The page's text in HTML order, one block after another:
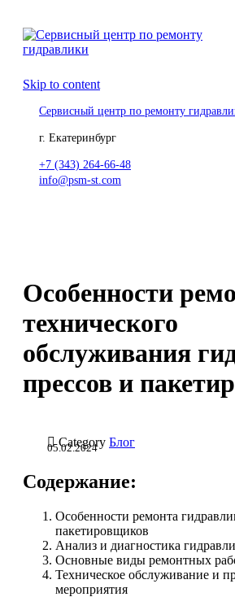
Skip to content
Сервисный центр по ремонту
г. Екатеринбург
+7 (343) 264-66-48
info@psm-st.com
Особенности
технического
обслуживания
прессов и
 Category Блог
05.02.2024
Содержание:
Особенности ремонта
пакетировщиков
Анализ и диагностика
Основные виды ремонтных
Техническое обслуживание и
мероприятия